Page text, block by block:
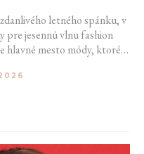
letného spánku, v
pre jesennú vlnu fashion
hlavné mesto módy, ktoré
mená, pozornosť však